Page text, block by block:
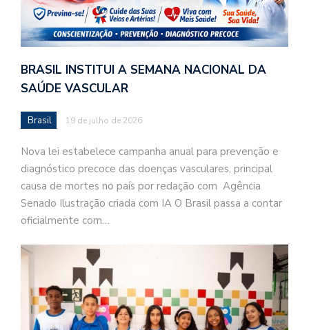
BRASIL INSTITUI A SEMANA NACIONAL DA
SAÚDE VASCULAR
Brasil 19 de julho de 2026
Nova lei estabelece campanha anual para prevenção e
diagnóstico precoce das doenças vasculares, principal
causa de mortes no país por redação com Agência
Senado Ilustração criada com IA O Brasil passa a contar
oficialmente com…